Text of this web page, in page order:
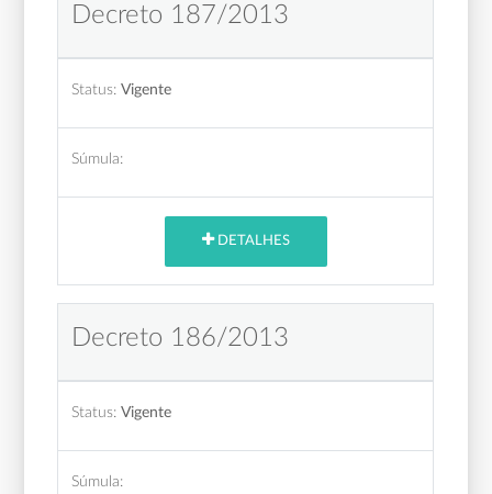
Decreto 187/2013
Status: Vigente
Súmula:
DETALHES
Decreto 186/2013
Status: Vigente
Súmula: